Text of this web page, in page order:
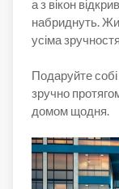
а з вікон
набриднуть.
усіма
Подаруйте собі
зручно
домом щодня.